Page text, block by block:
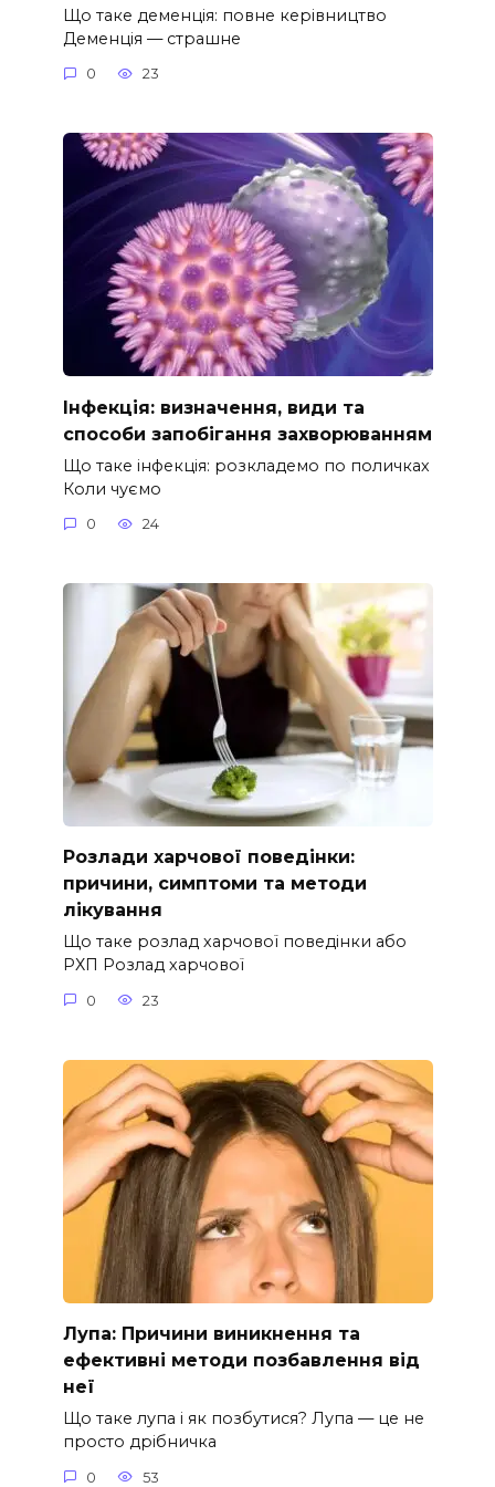
Що таке деменція: повне керівництво
Деменція — страшне
0 23
Інфекція: визначення, види та
способи запобігання захворюванням
Що таке інфекція: розкладемо по поличках
Коли чуємо
0 24
Розлади харчової поведінки:
причини, симптоми та методи
лікування
Що таке розлад харчової поведінки або
РХП Розлад харчової
0 23
Лупа: Причини виникнення та
ефективні методи позбавлення від
неї
Що таке лупа і як позбутися? Лупа — це не
просто дрібничка
0 53